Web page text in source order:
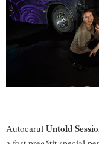
Autocarul Untold